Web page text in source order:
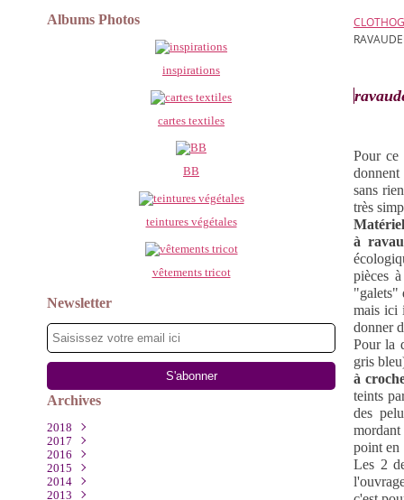
Albums Photos
inspirations
cartes textiles
BB
teintures végétales
vêtements tricot
Newsletter
Archives
2018
Mars
2017
Décembre
Août
Juillet
Mai(1)
2016
Novembre
Octobre
Septembre
2015
Décembre
Octobre
2014
Décembre
2013
Pour ce
donnent
sans
très
Matériel
à
pièces
"galets"
mais ici
donner
Pour la
gris
à
teints
des
mordant
point en
Les 2